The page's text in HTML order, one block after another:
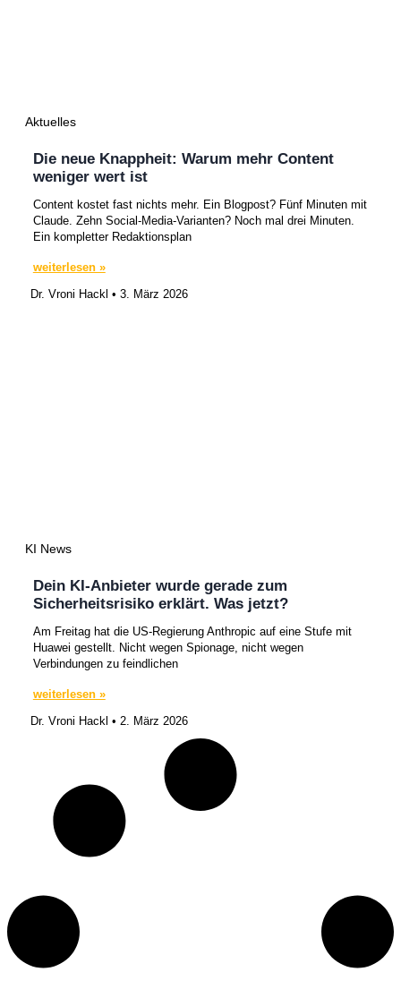
Aktuelles
Die neue Knappheit: Warum mehr Content
weniger wert ist
Content kostet fast nichts mehr. Ein Blogpost? Fünf Minuten mit
Claude. Zehn Social-Media-Varianten? Noch mal drei Minuten.
Ein kompletter Redaktionsplan
weiterlesen »
Dr. Vroni Hackl
3. März 2026
KI News
Dein KI-Anbieter wurde gerade zum
Sicherheitsrisiko erklärt. Was jetzt?
Am Freitag hat die US-Regierung Anthropic auf eine Stufe mit
Huawei gestellt. Nicht wegen Spionage, nicht wegen
Verbindungen zu feindlichen
weiterlesen »
Dr. Vroni Hackl
2. März 2026